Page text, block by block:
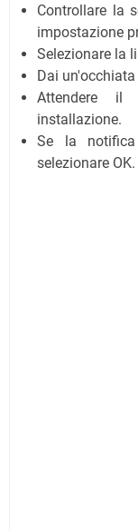
Controllare la
impostazione
Selezionare la
Dai
Attendere il
installazione.
Se la
selezionare OK.